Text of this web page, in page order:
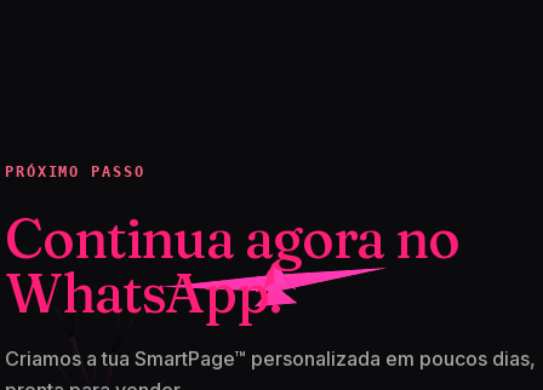
PRÓXIMO PASSO
Continua agora no
WhatsApp.
Criamos a tua SmartPage™ personalizada em poucos dias,